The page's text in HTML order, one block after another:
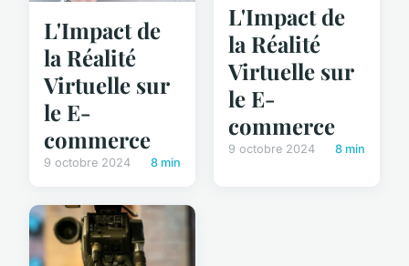
L'Impact de
la Réalité
Virtuelle sur
le E-
commerce
9 octobre 2024 8 min
L'Impact de
la Réalité
Virtuelle sur
le E-
commerce
9 octobre 2024 8 min